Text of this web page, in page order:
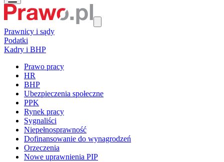
Prawnicy i sądy
Podatki
Kadry i BHP
Prawo pracy
HR
BHP
Ubezpieczenia społeczne
PPK
Rynek pracy
Sygnaliści
Niepełnosprawność
Dofinansowanie do wynagrodzeń
Orzeczenia
Nowe uprawnienia PIP